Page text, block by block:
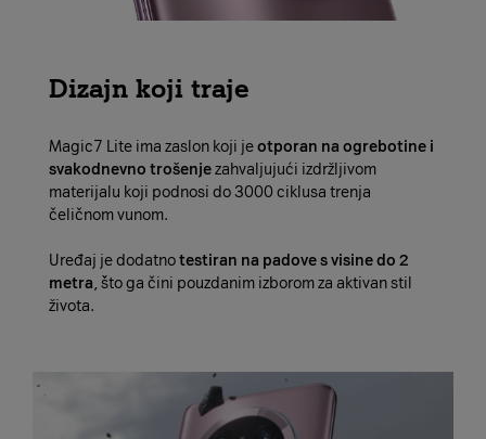
Dizajn koji traje
Magic7 Lite ima zaslon koji jeotporan na ogrebotine i
svakodnevno trošenjezahvaljujući izdržljivom
materijalu koji podnosi do 3000 ciklusa trenja
čeličnom vunom.
Uređaj je dodatnotestiran na padove s visine do 2
metra, što ga čini pouzdanim izborom za aktivan stil
života.